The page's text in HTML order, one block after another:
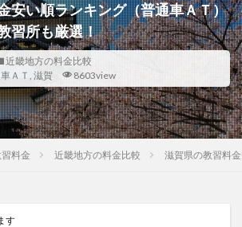
安い順ランキング（普通車ＡＴ）
習所も厳選！
近畿地方の料金比較
ＡＴ , 滋賀 8603view
料金 近畿地方の料金比較 滋賀県の教習料
す